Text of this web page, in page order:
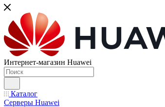
Интернет-магазин Huawei
Каталог
Серверы Huawei